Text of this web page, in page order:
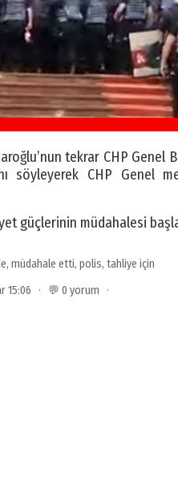
tekrar CHP Genel
söyleyerek CHP Genel
güçlerinin müdahalesi
, müdahale etti, polis, tahliye için
15:06 · 💬 0 yorum ·